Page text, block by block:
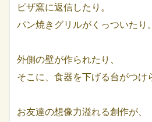
ピザ窯に返信したり。
パン焼きグリルがくっついたり。
外側の壁が作られたり、
そこに、食器を下げる台がつけ
お友達の想像力溢れる創作が、